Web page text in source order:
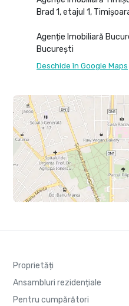
Brad 1, etajul 1,
Agenție Imobiliară
București
Deschide în Google Maps
Proprietăți
Ansambluri rezidențiale
Pentru cumpărători